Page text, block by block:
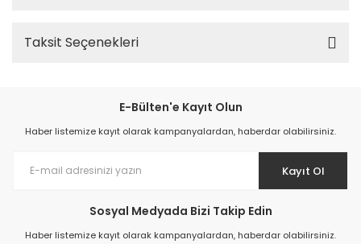
Taksit Seçenekleri
E-Bülten'e Kayıt Olun
Haber listemize kayıt olarak kampanyalardan, haberdar olabilirsiniz.
Kayıt Ol
Sosyal Medyada Bizi Takip Edin
Haber listemize kayıt olarak kampanyalardan, haberdar olabilirsiniz.